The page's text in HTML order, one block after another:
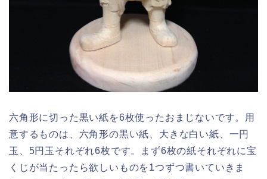
六角形に切った黒い紙を6枚使ったおまじないです。用
意するものは、六角形の黒い紙、大きな白い紙、一円
玉、5円玉それぞれ6枚です。まず6枚の紙それぞれに宝
くじが当たったら欲しいものを1つずつ書いていきま